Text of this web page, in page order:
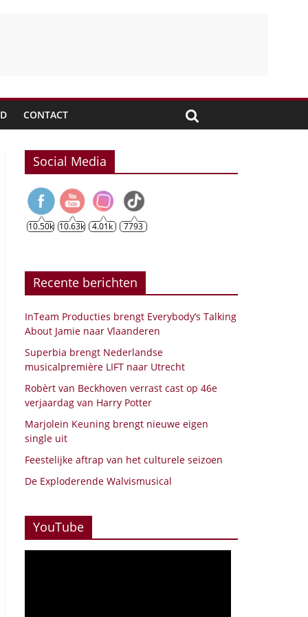
CONTACT
Social Media
10.50k 10.63k 4.01k 7793
Recente berichten
InTeam Producties brengt Everybody’s Talking
About Jamie naar Vlaanderen
Superbia brengt Nederlandse
musicalpremière LIFT naar Utrecht
Robèrt van Beckhoven verrast cast op 46e
verjaardag van Harry Potter
Marjolein Keuning brengt nieuwe eigen
single uit
Feestelijke aftrap van het culturele seizoen
De Exploderende Walvismusical
YouTube